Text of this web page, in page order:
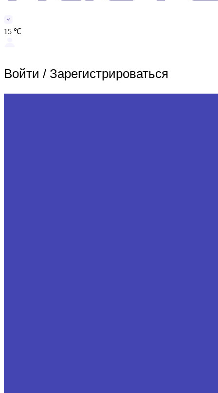
15 ℃
Войти / Зарегистрироваться